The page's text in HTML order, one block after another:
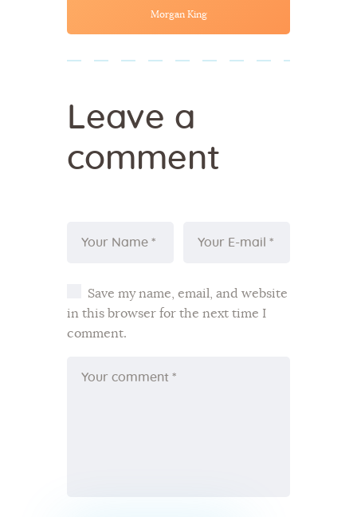
Morgan King
Leave a
comment
Save my name, email, and website
in this browser for the next time I
comment.